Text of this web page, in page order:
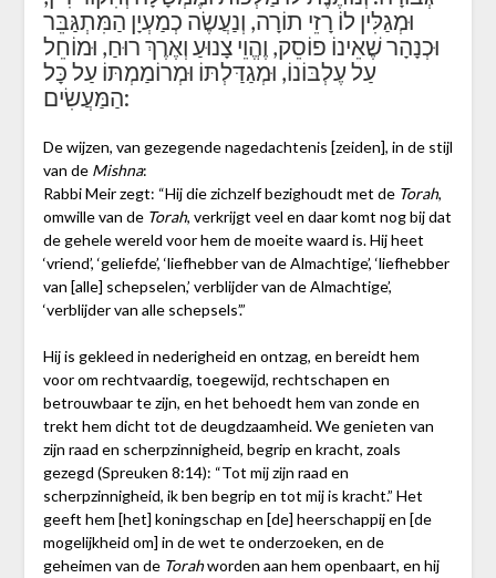
וּמְגַלִּין לוֹ רָזֵי תוֹרָה, וְנַעֲשֶׂה כְמַעְיָן הַמִּתְגַּבֵּר
וּכְנָהָר שֶׁאֵינוֹ פוֹסֵק, וֶהֱוֵי צָנוּעַ וְאֶרֶךְ רוּחַ, וּמוֹחֵל
עַל עֶלְבּוֹנוֹ, וּמְגַדַּלְתּוֹ וּמְרוֹמַמְתּוֹ עַל כָּל
הַמַּעֲשִׂים:
De wijzen, van gezegende nagedachtenis [zeiden], in de stijl
van de Mishna:
Rabbi Meir zegt: “Hij die zichzelf bezighoudt met de Torah,
omwille van de Torah, verkrijgt veel en daar komt nog bij dat
de gehele wereld voor hem de moeite waard is. Hij heet
‘vriend’, ‘geliefde’, ‘liefhebber van de Almachtige’, ‘liefhebber
van [alle] schepselen,’ verblijder van de Almachtige’,
‘verblijder van alle schepsels’.”
Hij is gekleed in nederigheid en ontzag, en bereidt hem
voor om rechtvaardig, toegewijd, rechtschapen en
betrouwbaar te zijn, en het behoedt hem van zonde en
trekt hem dicht tot de deugdzaamheid. We genieten van
zijn raad en scherpzinnigheid, begrip en kracht, zoals
gezegd (Spreuken 8:14): “Tot mij zijn raad en
scherpzinnigheid, ik ben begrip en tot mij is kracht.” Het
geeft hem [het] koningschap en [de] heerschappij en [de
mogelijkheid om] in de wet te onderzoeken, en de
geheimen van de Torahworden aan hem openbaart, en hij